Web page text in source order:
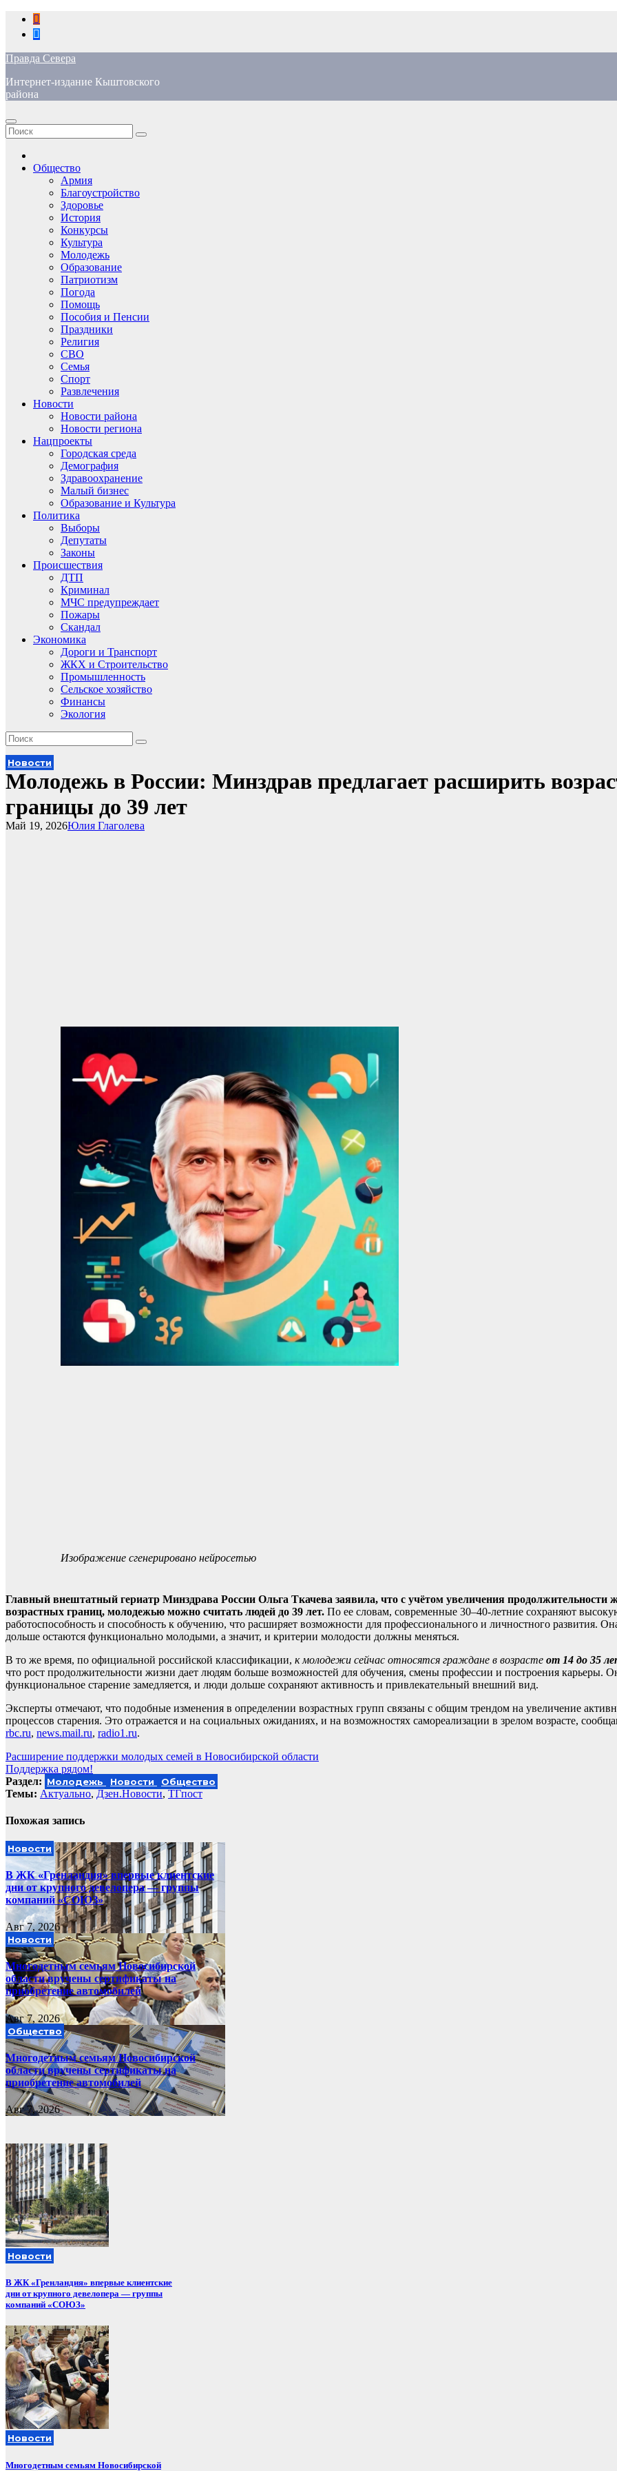
Перейти
содержимому
Правда Севера
Интернет-издание Кыштовского
района
Общество
Армия
Благоустройство
Здоровье
История
Конкурсы
Культура
Молодежь
Образование
Патриотизм
Погода
Помощь
Пособия и Пенсии
Праздники
Религия
СВО
Семья
Спорт
Развлечения
Новости
Новости района
Новости региона
Нацпроекты
Городская среда
Демография
Здравоохранение
Малый бизнес
Образование и Культура
Политика
Выборы
Депутаты
Законы
Происшествия
ДТП
Криминал
МЧС предупреждает
Пожары
Скандал
Экономика
Дороги и Транспорт
ЖКХ и Строительство
Промышленность
Сельское хозяйство
Финансы
Экология
Новости
Молодежь в России: Минздрав предлагает расширить
границы до 39 лет
Юлия Глаголева
Май 19, 2026
Изображение сгенерировано нейросетью
Главный внештатный гериатр Минздрава России Ольга Ткачева заявила, что с учётом увеличения продолжительности
возрастных границ, молодежью можно считать людей до 39 лет. По ее словам, современные 30–40-летние сохраняют
работоспособность и способность к обучению, что расширяет возможности для профессионального и личностного развития.
дольше остаются функционально молодыми, а значит, и критерии молодости должны меняться.
В то же время, по официальной российской классификации, к молодежи сейчас относятся граждане в возрасте от 14 до 35
что рост продолжительности жизни дает людям больше возможностей для обучения, смены профессии и построения карьеры.
функциональное старение замедляется, и люди дольше сохраняют активность и привлекательный внешний вид.
Эксперты отмечают, что подобные изменения в определении возрастных групп связаны с общим трендом на увеличение
процессов старения. Это отражается и на социальных ожиданиях, и на возможностях самореализации в зрелом возрасте,
rbc.ru, news.mail.ru, radio1.ru.
Навигация
по
записям
Расширение поддержки молодых семей в Новосибирской области
Поддержка рядом!
Раздел: Молодежь Новости Общество
Темы: Актуально, Дзен.Новости, ТГпост
Похожая запись
Новости
В ЖК «Гренландия» впервые клиентские
дни от крупного девелопера — группы
компаний «СОЮЗ»
Авг 7, 2026
Новости
Многодетным семьям Новосибирской
области вручены сертификаты на
приобретение автомобилей
Авг 7, 2026
Общество
Многодетным семьям Новосибирской
области вручены сертификаты на
приобретение автомобилей
Авг 7, 2026
Новости
В ЖК «Гренландия» впервые клиентские
дни от крупного девелопера — группы
компаний «СОЮЗ»
Новости
Многодетным семьям Новосибирской